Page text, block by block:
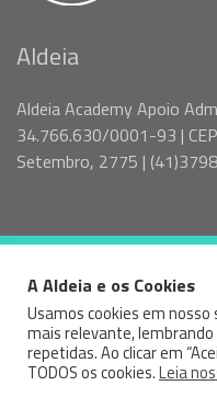
Aldeia
Aldeia Academy Apoio
34.766.630/0001-93 |
Setembro, 2775 |
© 2026 VAGAS SPTR -
A Aldeia e os Cookies
Usamos cookies em
mais relevante,
repetidas. Ao clicar em
TODOS os cookies.Leia